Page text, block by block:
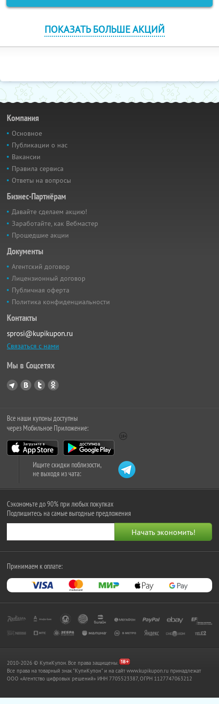
ПОКАЗАТЬ БОЛЬШЕ АКЦИЙ
Компания
Основное
Публикации о нас
Вакансии
Правила сервиса
Ответы на вопросы
Бизнес-Партнёрам
Давайте сделаем акцию!
Заработайте, как Вебмастер
Прошедшие акции
Документы
Агентский договор
Лицензионный договор
Публичная оферта
Политика конфиденциальности
Контакты
sprosi@kupikupon.ru
Связаться с нами
Мы в Соцсетях
Все наши купоны доступны
через Мобильное Приложение:
Ищите скидки поблизости,
не выходя из чата:
Сэкономьте до 90% при любых покупках
Подпишитесь на самые выгодные предложения
Принимаем к оплате:
2010-2026 © КупиКупон. Все права защищены.
Все права на товарный знак "КупиКупон" и на сайт www.kupikupon.ru принадлежат
OOO «Агентство цифровых решений» ИНН 7705523387, ОГРН 1127747063212